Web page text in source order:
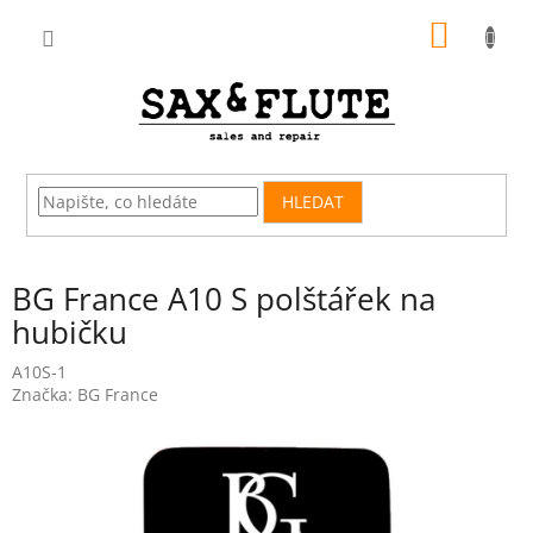
HLEDAT
BG France A10 S polštářek na
hubičku
A10S-1
Značka: BG France